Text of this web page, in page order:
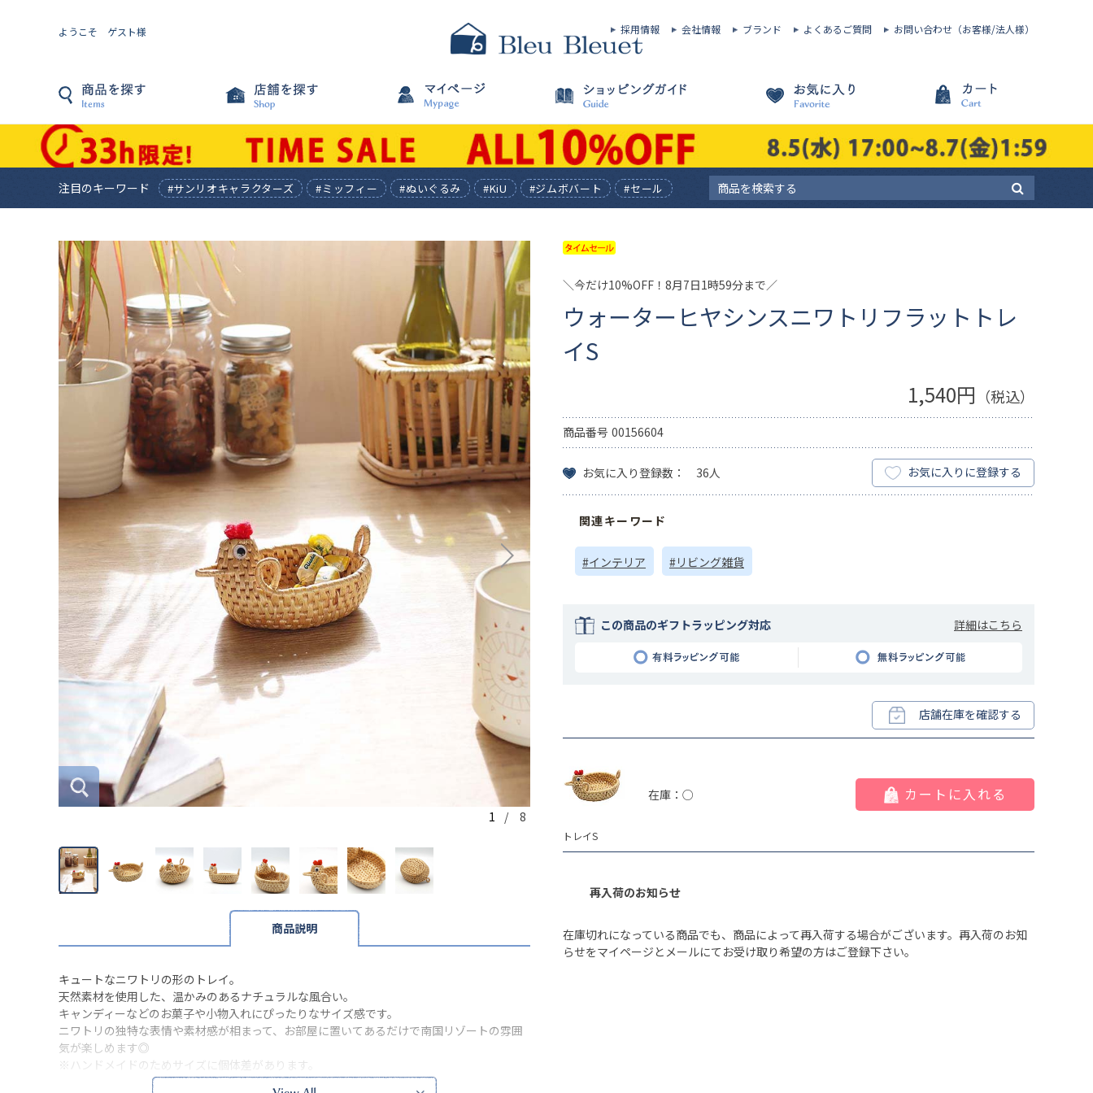
ようこそ ゲスト様 採用情報 会社情報 ブランド よくあるご質問 お問い合わせ（お客様/法人様）
注目のキーワード #サンリオキャラクターズ #ミッフィー #ぬいぐるみ #KiU #ジムボバート #セール
1 / 8
商品説明
キュートなニワトリの形のトレイ。
天然素材を使用した、温かみのあるナチュラルな風合い。
キャンディーなどのお菓子や小物入れにぴったりなサイズ感です。
ニワトリの独特な表情や素材感が相まって、お部屋に置いてあるだけで南国リゾートの雰囲
気が楽しめます◎
※ハンドメイドのためサイズに個体差があります。
※実物の色味に近づけて撮影していますが、ご使用の端末やモニター環境により、実際の色
＼今だけ10%OFF！8月7日1時59分まで／
ウォーターヒヤシンスニワトリフラットトレ
イS
1,540円 （税込）
商品番号 00156604
お気に入り登録数： 36人 お気に入りに登録する
関連キーワード
#インテリア #リビング雑貨
この商品のギフトラッピング対応 詳細はこちら
店舗在庫を確認する
トレイS
在庫：○ カートに入れる
再入荷のお知らせ
在庫切れになっている商品でも、商品によって再入荷する場合がございます。再入荷のお知
らせをマイページとメールにてお受け取り希望の方はご登録下さい。